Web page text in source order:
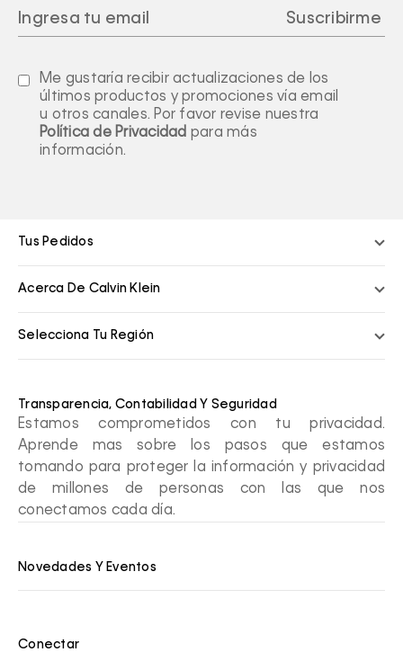
Me gustaría recibir actualizaciones de los
últimos productos y promociones vía email
u otros canales. Por favor revise nuestra
Política de Privacidad para más
información.
Tus Pedidos
Acerca De Calvin Klein
Selecciona Tu Región
Transparencia, Contabilidad Y Seguridad
Estamos comprometidos con tu privacidad.
Aprende mas sobre los pasos que estamos
tomando para proteger la información y privacidad
de millones de personas con las que nos
conectamos cada día.
Novedades Y Eventos
Conectar